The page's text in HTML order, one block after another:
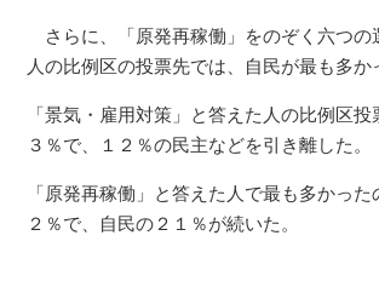
さらに、「原発再稼働」をのぞく六つの
人の比例区の投票先では、自民が最も多か
「景気・雇用対策」と答えた人の比例区投
３％で、１２％の民主などを引き離した。
「原発再稼働」と答えた人で最も多かった
２％で、自民の２１％が続いた。